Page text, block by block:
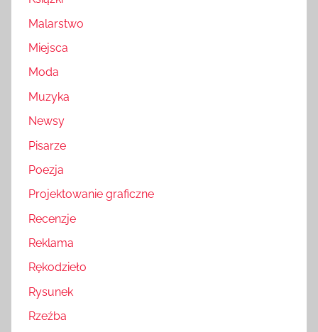
Malarstwo
Miejsca
Moda
Muzyka
Newsy
Pisarze
Poezja
Projektowanie graficzne
Recenzje
Reklama
Rękodzieło
Rysunek
Rzeźba